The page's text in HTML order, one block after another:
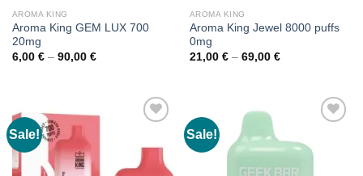
AROMA KING
Aroma King GEM LUX 700
20mg
6,00 € – 90,00 €Price
AROMA KING
Aroma King Jewel 8000 puffs
0mg
21,00 € – 69,00 €Price
Sale! Sale!